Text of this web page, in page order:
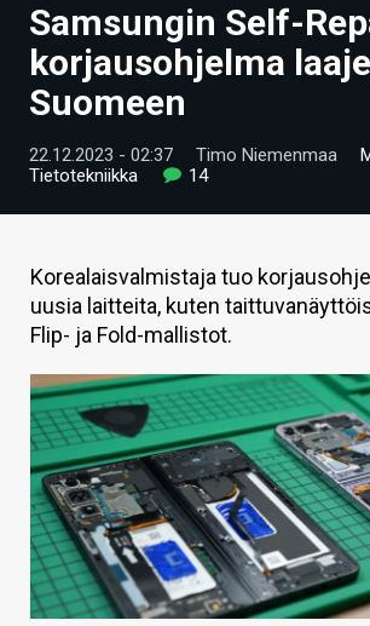
UUTISET
ARTIKKELIT
VIDEOT
HINTA.FI
KAUPPA
VAIHDA TEEMA
HAKU
Samsungin Self-
korjausohjelma
Suomeen
22.12.2023 - 02:37 Timo Niemenmaa
Tietotekniikka
14
Korealaisvalmistaja tuo
uusia laitteita, kuten
Flip- ja Fold-mallistot.